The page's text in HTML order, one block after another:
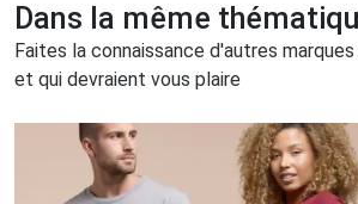
Dans la même
Faites la connaissance d'autres
et qui devraient vous plaire